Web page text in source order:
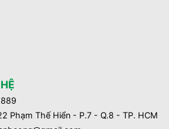
Phạm Thế Hiển - P.7 - Q.8 - TP. HCM